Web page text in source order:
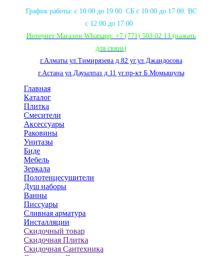
График работы: с 10:00 до 19:00. СБ с 10:00 до 17:00. ВС
с 12:00 до 17:00
Интернет Магазин Whatsapp: +7 (771) 503 02 13 (нажать
для связи)
г.Алматы ул.Тимирязева д.82 уг.ул.Джандосова
г.Астана ул.Дауылпаз д.11 уг.пр-кт Б.Момышулы
Главная
Каталог
Плитка
Смесители
Аксессуары
Раковины
Унитазы
Биде
Мебель
Зеркала
Полотенцесушители
Душ наборы
Ванны
Писсуары
Сливная арматура
Инсталляции
Скидочный товар
Скидочная Плитка
Скидочная Сантехника